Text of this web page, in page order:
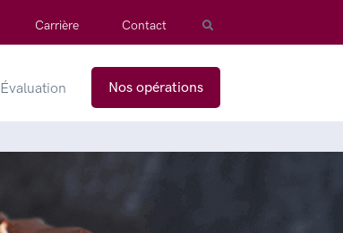
Carrière Contact
Évaluation Nos opérations